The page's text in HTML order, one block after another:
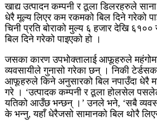
खाद्य उत्पादन कम्पनी र ठूला डिलरहरुले
धेरै मूल्य लिएर कम रकमको बिल दिने गरेको
चिनी प्रति बोराको मुल्य ६ हजार देखि
बिल दिने गरेको पाइएको हो ।
जसका कारण उपभोक्तालाई आफूहरुले महंगोमा
व्यवसायीले गुनासो गरेका छन् । निकी
आफूहरुले किने अनुसारको बिल नपाउँदा धेरै
गरे । ‘उत्पादक कम्पनी र ठूला होलसेल
यतिको आउँछ भन्छन् ।’ उनले भने, ‘सबै
के भन्नु, यहाँ धेरैजसो सामानको बिल थोरै